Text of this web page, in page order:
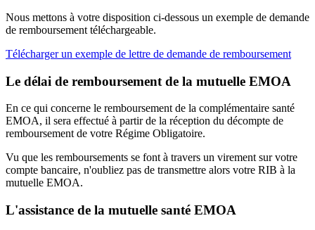
Nous mettons à votre disposition ci-dessous un exemple de demande
de remboursement téléchargeable.
Télécharger un exemple de lettre de demande de remboursement
Le délai de remboursement de la mutuelle EMOA
En ce qui concerne le remboursement de la complémentaire santé
EMOA, il sera effectué à partir de la réception du décompte de
remboursement de votre Régime Obligatoire.
Vu que les remboursements se font à travers un virement sur votre
compte bancaire, n'oubliez pas de transmettre alors votre RIB à la
mutuelle EMOA.
L'assistance de la mutuelle santé EMOA